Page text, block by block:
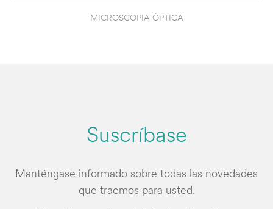
MICROSCOPIA ÓPTICA
Suscríbase
Manténgase informado sobre todas las novedades
que traemos para usted.